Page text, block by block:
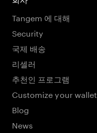
Tangem 에 대해
Security
국제 배송
리셀러
추천인 프로그램
Customize your wallet
Blog
News